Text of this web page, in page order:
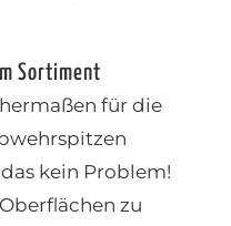
Sortiment
für die
kein Problem!
zu